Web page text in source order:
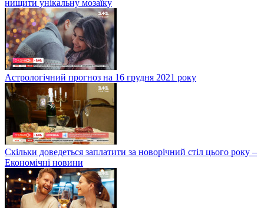
нищити унікальну мозаїку
Астрологічний прогноз на 16 грудня 2021 року
Скільки доведеться заплатити за новорічний стіл цього року –
Економічні новини